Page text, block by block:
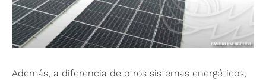
Además, a diferencia de otros sistemas energéticos,